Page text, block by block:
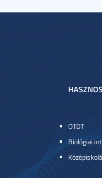
OTDT
Biológiai